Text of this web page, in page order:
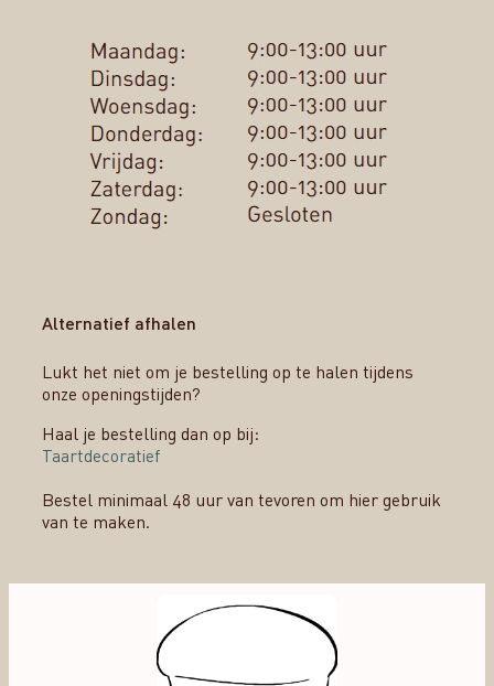
Alternatief afhalen
Lukt het niet om je bestelling op te halen tijdens
onze openingstijden?
Haal je bestelling dan op bij:
Taartdecoratief
Bestel minimaal 48 uur van tevoren om hier gebruik
van te maken.